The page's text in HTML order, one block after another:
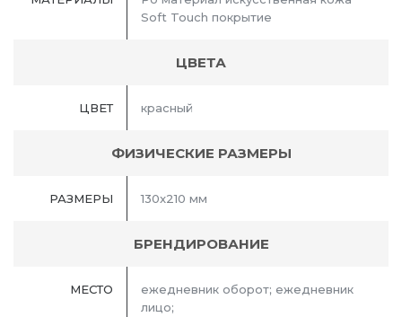
Soft Touch покрытие
ЦВЕТА
ЦВЕТ красный
ФИЗИЧЕСКИЕ РАЗМЕРЫ
РАЗМЕРЫ 130x210 мм
БРЕНДИРОВАНИЕ
МЕСТО
ежедневник оборот; ежедневник
лицо;